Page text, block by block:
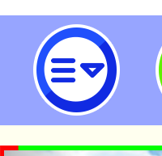
國立臺北藝術
術創新教學」